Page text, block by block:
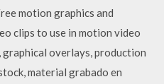
motion graphics and
clips to use in motion video
overlays, production
material grabado en